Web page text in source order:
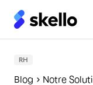
RH
Blog Notre